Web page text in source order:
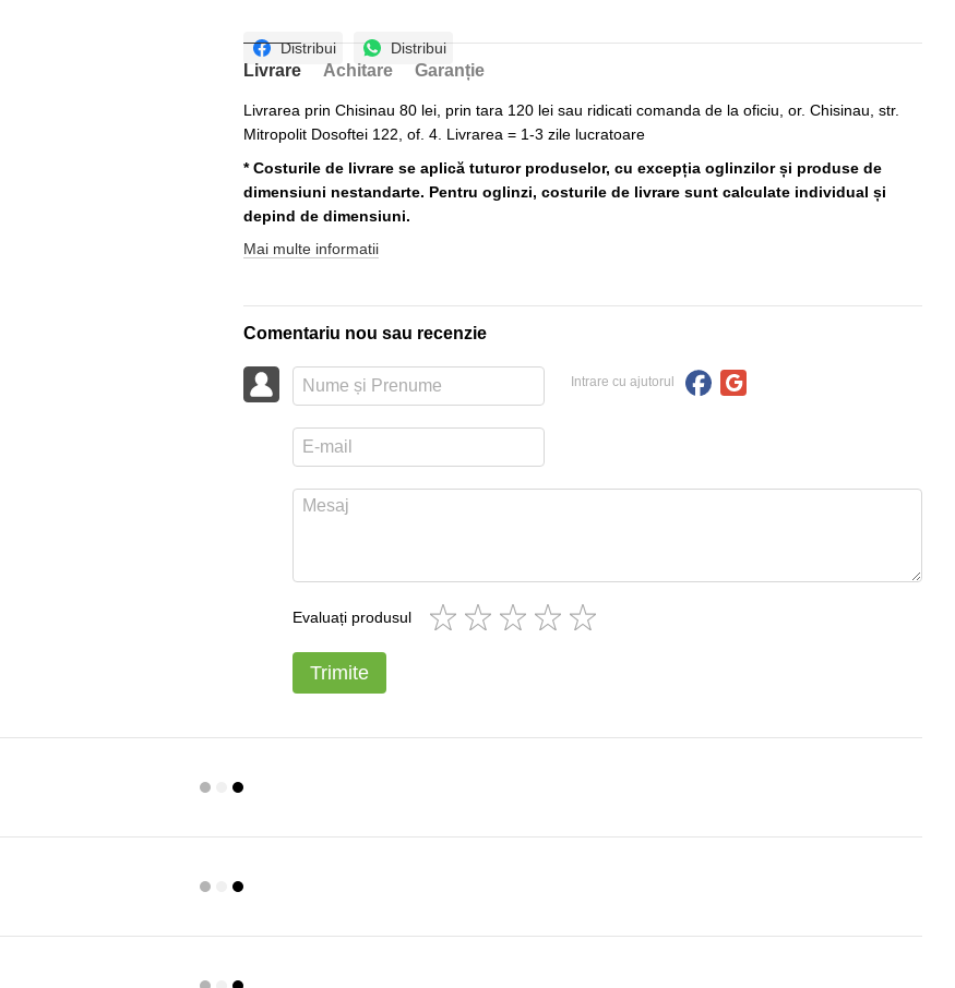
Distribui Distribui
Livrare Achitare Garanție
Livrarea prin Chisinau 80 lei, prin tara 120 lei sau ridicati comanda de la oficiu, or. Chisinau, str.
Mitropolit Dosoftei 122, of. 4. Livrarea = 1-3 zile lucratoare
* Costurile de livrare se aplică tuturor produselor, cu excepția oglinzilor și produse de
dimensiuni nestandarte. Pentru oglinzi, costurile de livrare sunt calculate individual și
depind de dimensiuni.
Mai multe informatii
Comentariu nou sau recenzie
Intrare cu ajutorul
Evaluați produsul
Trimite